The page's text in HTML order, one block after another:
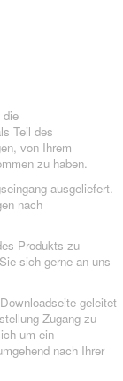
die
Teil des
von Ihrem
zu haben.
ausgeliefert.
nach
Produkts zu
sich gerne an uns
geleitet
Zugang zu
um ein
nach Ihrer